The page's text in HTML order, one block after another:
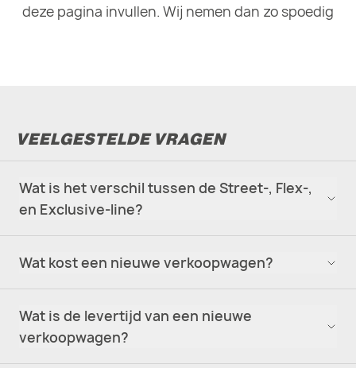
deze pagina invullen. Wij nemen dan zo spoedig
VEELGESTELDE VRAGEN
Wat is het verschil tussen de Street-, Flex-,
en Exclusive-line?
Wat kost een nieuwe verkoopwagen?
Wat is de levertijd van een nieuwe
verkoopwagen?